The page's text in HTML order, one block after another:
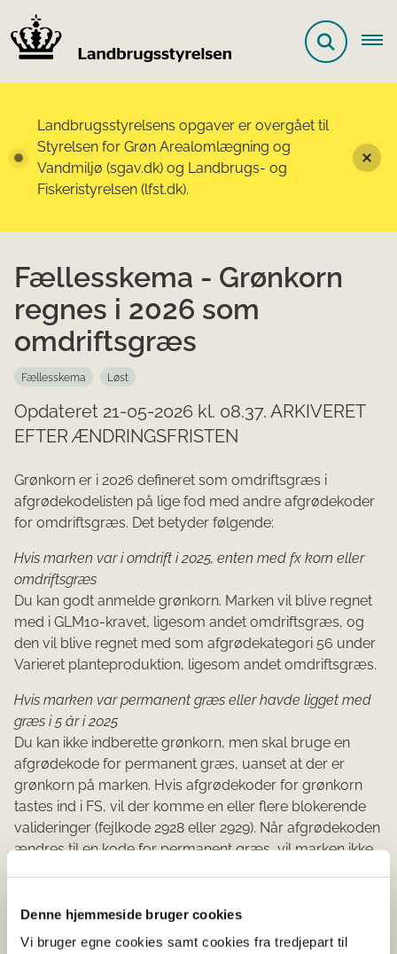
Denne hjemmeside bruger cookies
Vi bruger egne cookies samt cookies fra tredjepart til
Landbrugsstyrelsens opgaver er overgået til
Styrelsen for Grøn Arealomlægning og
Vandmiljø (sgav.dk) og Landbrugs- og
Fiskeristyrelsen (lfst.dk).
Fællesskema - Grønkorn
regnes i 2026 som
omdriftsgræs
Fællesskema Løst
Opdateret 21-05-2026 kl. 08.37. ARKIVERET
EFTER ÆNDRINGSFRISTEN
Grønkorn er i 2026 defineret som omdriftsgræs i
afgrødekodelisten på lige fod med andre afgrødekoder
for omdriftsgræs. Det betyder følgende:
Hvis marken var i omdrift i 2025, enten med fx korn eller
omdriftsgræs
Du kan godt anmelde grønkorn. Marken vil blive regnet
med i GLM10-kravet, ligesom andet omdriftsgræs, og
den vil blive regnet med som afgrødekategori 56 under
Varieret planteproduktion, ligesom andet omdriftsgræs.
Hvis marken var permanent græs eller havde ligget med
græs i 5 år i 2025
Du kan ikke indberette grønkorn, men skal bruge en
afgrødekode for permanent græs, uanset at der er
grønkorn på marken. Hvis afgrødekoder for grønkorn
tastes ind i FS, vil der komme en eller flere blokerende
valideringer (fejlkode 2928 eller 2929). Når afgrødekoden
ændres til en kode for permanent græs, vil marken ikke
blokerende valideringer med en bemærkning, vil GLM10
blive beregnet forkert, så det fraråder vi.